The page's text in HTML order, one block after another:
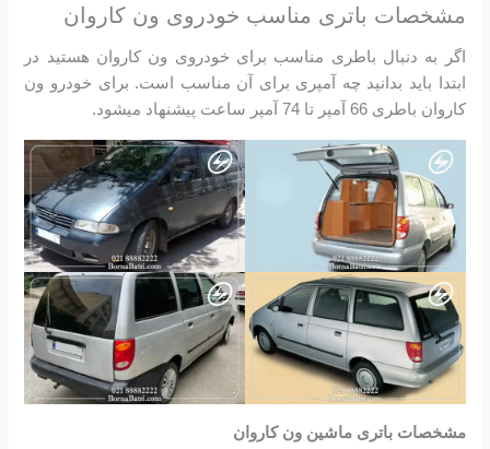
مشخصات باتری مناسب خودروی ون کاروان
اگر به دنبال باطری مناسب برای خودروی ون کاروان هستید در
ابتدا باید بدانید چه آمپری برای آن مناسب است. برای خودرو ون
کاروان باطری 66 آمپر تا 74 آمپر ساعت پیشنهاد میشود.
مشخصات باتری ماشین ون کاروان